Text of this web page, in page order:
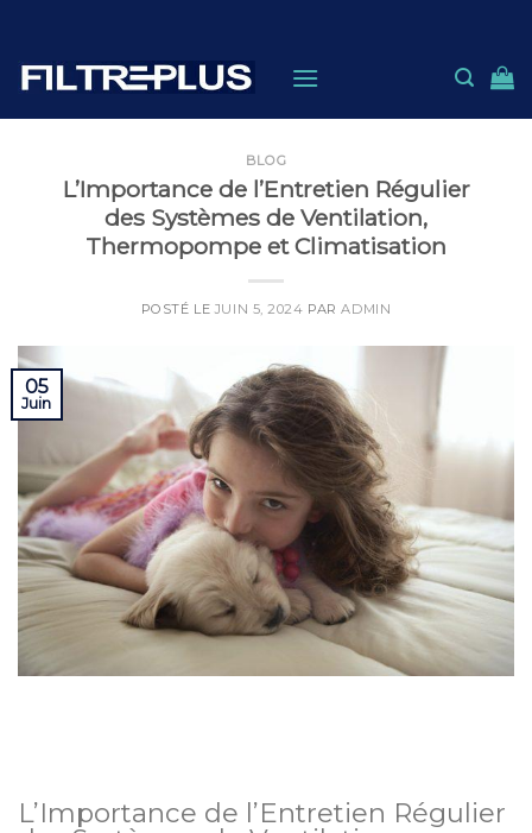
content
BLOG
L’Importance de l’Entretien Régulier
des Systèmes de Ventilation,
Thermopompe et Climatisation
POSTÉ LEJUIN 5, 2024 PARADMIN
05
Juin
L’Importance de l’Entretien Régulier